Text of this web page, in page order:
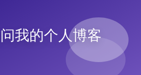
我的个人博客